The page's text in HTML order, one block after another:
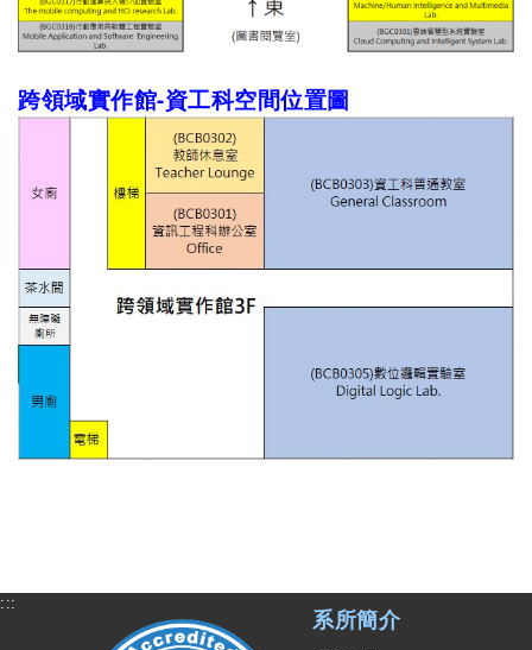
跨領域實作館-資工科空間位置圖
:::
系所簡介